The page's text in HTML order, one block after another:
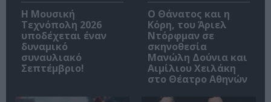
Η Μουσική
Τεχνόπολη 2026
υποδέχεται έναν
δυναμικό
συναυλιακό
Σεπτέμβριο!
Ο Θάνατος και η
Κόρη, του Άριελ
Ντόρφμαν σε
σκηνοθεσία
Μανώλη Δούνια και
Αιμίλιου Χειλάκη
στο Θέατρο Αθηνών